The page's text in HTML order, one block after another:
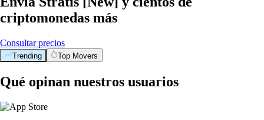
criptomonedas más
Consultar precios
Trending Top Movers
Qué opinan nuestros usuarios